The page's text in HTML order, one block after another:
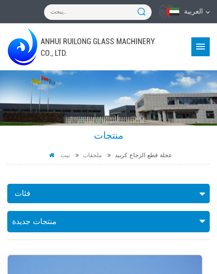
العربية
ANHUI RUILONG GLASS MACHINERY
CO., LTD.
منتجات
بيت ملحقات عجلة قطع الزجاج كربيد
فئات
منتجات جديدة